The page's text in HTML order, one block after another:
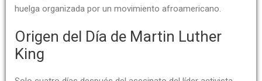
huelga organizada por un movimiento afroamericano.
Origen del Día de Martin Luther
King